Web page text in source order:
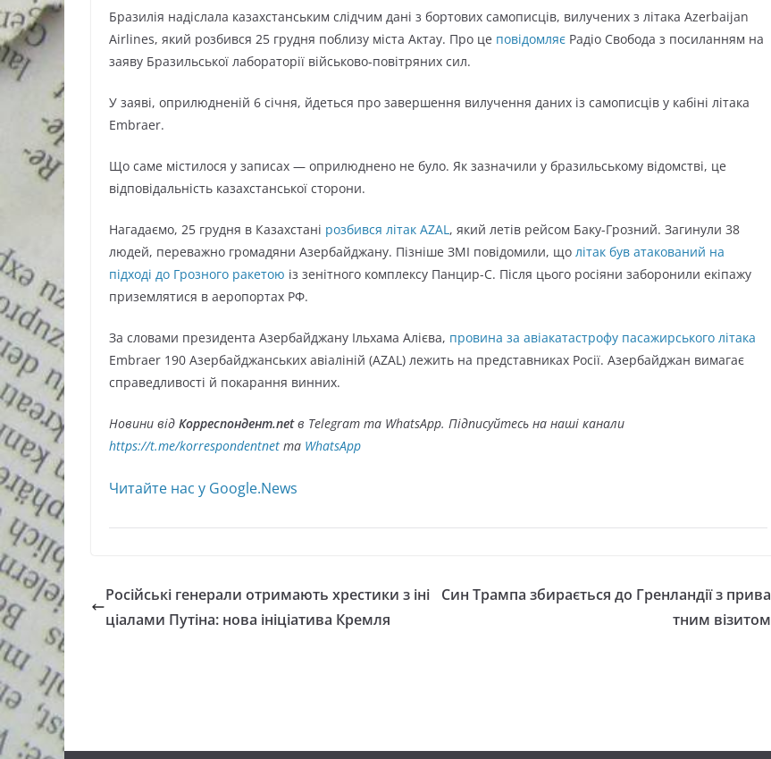
Бразилія надіслала казахстанським слідчим дані з бортових самописців, вилучених з літака Azerbaijan
Airlines, який розбився 25 грудня поблизу міста Актау. Про це повідомляє Радіо Свобода з посиланням на
заяву Бразильської лабораторії військово-повітряних сил.
У заяві, оприлюдненій 6 січня, йдеться про завершення вилучення даних із самописців у кабіні літака
Embraer.
Що саме містилося у записах — оприлюднено не було. Як зазначили у бразильському відомстві, це
відповідальність казахстанської сторони.
Нагадаємо, 25 грудня в Казахстані розбився літак AZAL, який летів рейсом Баку-Грозний. Загинули 38
людей, переважно громадяни Азербайджану. Пізніше ЗМІ повідомили, що літак був атакований на
підході до Грозного ракетою із зенітного комплексу Панцир-С. Після цього росіяни заборонили екіпажу
приземлятися в аеропортах РФ.
За словами президента Азербайджану Ільхама Алієва, провина за авіакатастрофу пасажирського літака
Embraer 190 Азербайджанських авіаліній (AZAL) лежить на представниках Росії. Азербайджан вимагає
справедливості й покарання винних.
Новини від Корреспондент.netв Telegram та WhatsApp. Підписуйтесь на наші канали
https://t.me/korrespondentnet та WhatsApp
Читайте нас у Google.News
Російські генерали отримають хрестики з іні
ціалами Путіна: нова ініціатива Кремля
Син Трампа збирається до Гренландії з прива
тним візитом